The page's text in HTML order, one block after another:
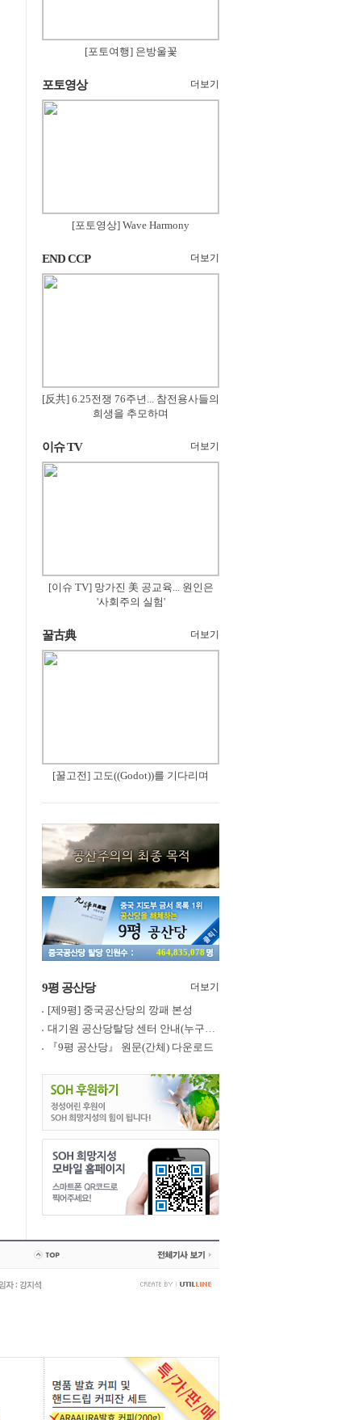
[포토여행] 은방울꽃
포토영상 더보기
[포토영상] Wave Harmony
END CCP 더보기
[反共] 6.25전쟁 76주년... 참전용사들의
희생을 추모하며
이슈 TV 더보기
[이슈 TV] 망가진 美 공교육... 원인은
'사회주의 실험'
꿀古典 더보기
[꿀고전] 고도((Godot))를 기다리며
464,835,078
9평 공산당 더보기
[제9평] 중국공산당의 깡패 본성
대기원 공산당탈당 센터 안내(누구나 쉽게 退黨, 退團, 退隊 가능)
『9평 공산당』 원문(간체) 다운로드